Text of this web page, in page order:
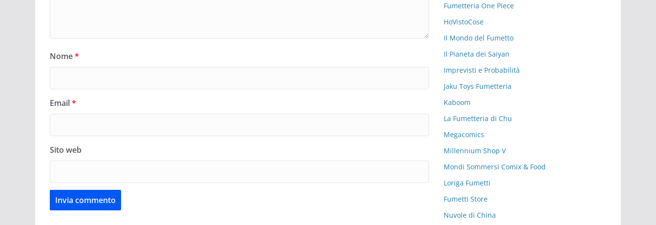
Nome*
Email*
Sito web
Fumetteria One Piece
HoVistoCose
Il Mondo del Fumetto
Il Pianeta dei Saiyan
Imprevisti e Probabilità
Jaku Toys Fumetteria
Kaboom
La Fumetteria di Chu
Megacomics
Millennium Shop V
Mondi Sommersi Comix & Food
Loriga Fumetti
Fumetti Store
Nuvole di China